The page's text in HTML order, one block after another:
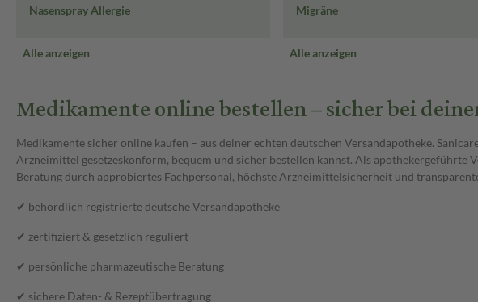
Medikamente online bestellen – sicher bei
Medikamente sicher online kaufen – aus deiner echten deutschen Versandapotheke.
Arzneimittel gesetzeskonform, bequem und sicher bestellen kannst. Als
Beratung durch approbiertes Fachpersonal, höchste Arzneimittelsicherheit und
✔ behördlich registrierte deutsche Versandapotheke
✔ zertifiziert & gesetzlich reguliert
✔ persönliche pharmazeutische Beratung
✔ sichere Daten- & Rezeptübertragung
Nasenspray Allergie
Alle anzeigen
Migräne
Alle anzeigen